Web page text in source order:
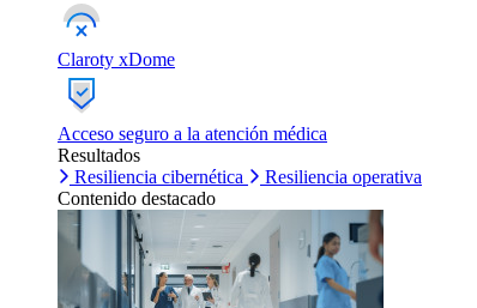
Claroty xDome
Acceso seguro a la atención médica
Resultados
Resiliencia cibernética
Resiliencia operativa
Contenido destacado